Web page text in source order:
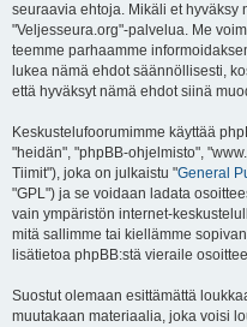
seuraavia ehtoja. Mikäli et hyväksy
"Veljesseura.org"-palvelua. Me
teemme parhaamme
lukea nämä ehdot säännöllisesti,
että hyväksyt nämä ehdot siinä
Keskustelufoorumimme käyttää
"heidän", "phpBB-ohjelmisto",
Tiimit"), joka on julkaistu "General
"GPL") ja se voidaan ladata
vain ympäristön internet-
mitä sallimme tai kiellämme
lisätietoa phpBB:stä vieraile
Suostut olemaan esittämättä
muutakaan materiaalia, joka voisi